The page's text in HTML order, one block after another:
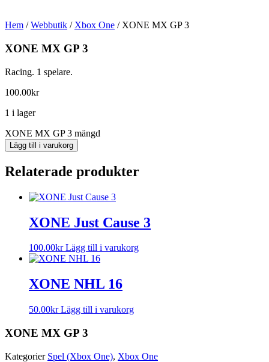
Hem /Webbutik / Xbox One / XONE MX GP 3
XONE MX GP 3
Racing. 1 spelare.
100.00kr
1 i lager
XONE MX GP 3 mängd
Lägg till i varukorg
Relaterade produkter
XONE Just Cause 3
100.00kr Lägg till i varukorg
XONE NHL 16
50.00kr Lägg till i varukorg
XONE MX GP 3
Kategorier Spel (Xbox One), Xbox One